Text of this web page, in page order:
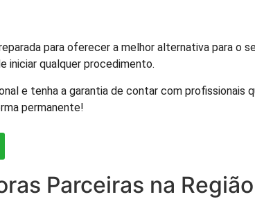
para oferecer a melhor alternativa para o
iniciar qualquer procedimento.
e tenha a garantia de contar com profissionais
permanente!
Parceiras na Região